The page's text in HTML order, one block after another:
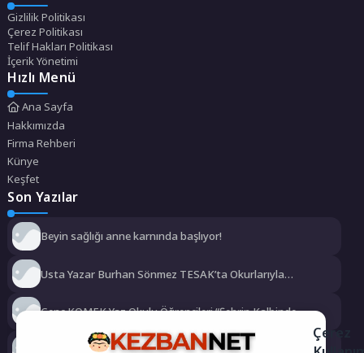
Gizlilik Politikası
Çerez Politikası
Telif Hakları Politikası
İçerik Yönetimi
Hızlı Menü
Ana Sayfa
Hakkımızda
Firma Rehberi
Künye
Keşfet
Son Yazılar
Beyin sağlığı anne karnında başlıyor!
Usta Yazar Burhan Sönmez TESAK’ta Okurlarıyla
Genç KOMEK Yaz Okulu Öğrencileri “Şehrin Kalbinde
Dünyanın en ince ve en güçlü katlanabilir amiral gemisi
Çerez